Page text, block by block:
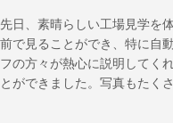
先日、素晴らしい工場見学を
前で見ることができ、特に自
フの方々が熱心に説明してく
とができました。写真もたく